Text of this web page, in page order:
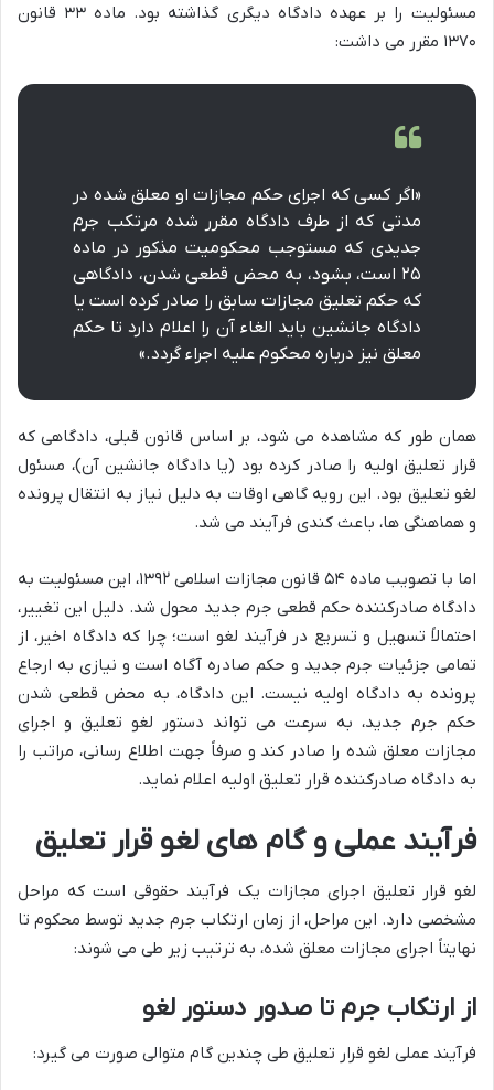
مسئولیت را بر عهده دادگاه دیگری گذاشته بود. ماده ۳۳ قانون
۱۳۷۰ مقرر می داشت:
«اگر کسی که اجرای حکم مجازات او معلق شده در
مدتی که از طرف دادگاه مقرر شده مرتکب جرم
جدیدی که مستوجب محکومیت مذکور در ماده
۲۵ است، بشود، به محض قطعی شدن، دادگاهی
که حکم تعلیق مجازات سابق را صادر کرده است یا
دادگاه جانشین باید الغاء آن را اعلام دارد تا حکم
معلق نیز درباره محکوم علیه اجراء گردد.»
همان طور که مشاهده می شود، بر اساس قانون قبلی، دادگاهی که
قرار تعلیق اولیه را صادر کرده بود (یا دادگاه جانشین آن)، مسئول
لغو تعلیق بود. این رویه گاهی اوقات به دلیل نیاز به انتقال پرونده
و هماهنگی ها، باعث کندی فرآیند می شد.
اما با تصویب ماده ۵۴ قانون مجازات اسلامی ۱۳۹۲، این مسئولیت به
دادگاه صادرکننده حکم قطعی جرم جدید محول شد. دلیل این تغییر،
احتمالاً تسهیل و تسریع در فرآیند لغو است؛ چرا که دادگاه اخیر، از
تمامی جزئیات جرم جدید و حکم صادره آگاه است و نیازی به ارجاع
پرونده به دادگاه اولیه نیست. این دادگاه، به محض قطعی شدن
حکم جرم جدید، به سرعت می تواند دستور لغو تعلیق و اجرای
مجازات معلق شده را صادر کند و صرفاً جهت اطلاع رسانی، مراتب را
به دادگاه صادرکننده قرار تعلیق اولیه اعلام نماید.
فرآیند عملی و گام های لغو قرار تعلیق
لغو قرار تعلیق اجرای مجازات یک فرآیند حقوقی است که مراحل
مشخصی دارد. این مراحل، از زمان ارتکاب جرم جدید توسط محکوم تا
نهایتاً اجرای مجازات معلق شده، به ترتیب زیر طی می شوند:
از ارتکاب جرم تا صدور دستور لغو
فرآیند عملی لغو قرار تعلیق طی چندین گام متوالی صورت می گیرد: